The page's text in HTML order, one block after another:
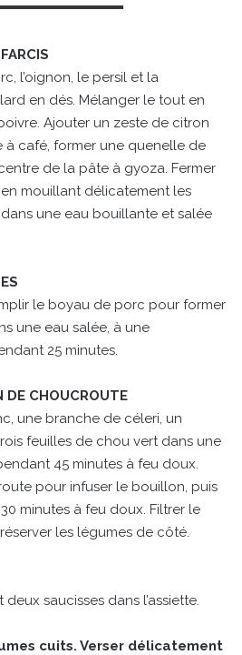
l’oignon, le persil et la
en dés. Mélanger le tout en
Ajouter un zeste de citron
à café, former une quenelle de
de la pâte à gyoza. Fermer
mouillant délicatement les
une eau bouillante et salée
le boyau de porc pour former
une eau salée, à une
25 minutes.
DE CHOUCROUTE
une branche de céleri, un
feuilles de chou vert dans une
45 minutes à feu doux.
pour infuser le bouillon, puis
minutes à feu doux. Filtrer le
les légumes de côté.
saucisses dans l’assiette.
cuits. Verser délicatement